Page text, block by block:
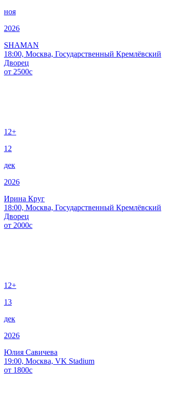
ноя
2026
SHAMAN
18:00, Москва, Государственный Кремлёвский
Дворец
от 2500c
12+
12
дек
2026
Ирина Круг
18:00, Москва, Государственный Кремлёвский
Дворец
от 2000c
12+
13
дек
2026
Юлия Савичева
19:00, Москва, VK Stadium
от 1800c